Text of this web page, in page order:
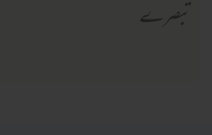
تبصرے